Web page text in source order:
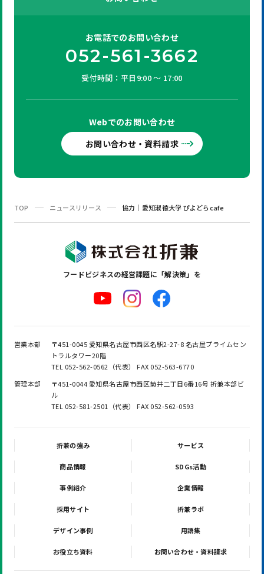
お電話でのお問い合わせ
052-561-3662
受付時間：平日9:00 ～ 17:00
Webでのお問い合わせ
お問い合わせ・資料請求
TOP ニュースリリース 協力｜愛知淑徳大学 ぴよどらcafe
フードビジネスの経営課題に「解決策」を
営業本部
〒451-0045 愛知県名古屋市西区名駅2-27-8 名古屋プライムセン
トラルタワー20階
TEL 052-562-0562（代表） FAX 052-563-6770
管理本部
〒451-0044 愛知県名古屋市西区菊井二丁目6番16号 折兼本部ビ
ル
TEL 052-581-2501（代表） FAX 052-562-0593
折兼の強み サービス
商品情報 SDGs活動
事例紹介 企業情報
採用サイト 折兼ラボ
デザイン事例 用語集
お役立ち資料 お問い合わせ・資料請求